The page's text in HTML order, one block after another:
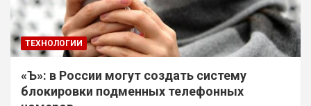
ТЕХНОЛОГИИ
«Ъ»: в России могут создать систему
блокировки подменных телефонных